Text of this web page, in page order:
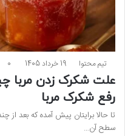
تیم محتوا 19 خرداد 1405 0
رفع شکرک مربا
تا حالا برایتان پیش آمده که بعد از
سطح آن…